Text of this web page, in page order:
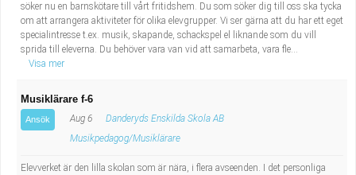
Undersköterska, vård- o specialavd. o mottagning
Bibliotekarie
Lärare i gymnasiet
söker nu en barnskötare till vårt fritidshem. Du som söker dig till oss ska tycka
om att arrangera aktiviteter för olika elevgrupper. Vi ser gärna att du har ett eget
specialintresse t.ex. musik, skapande, schackspel el liknande som du vill
sprida till eleverna. Du behöver vara van vid att samarbeta, vara fle...
Visa mer
Musiklärare f-6
Ansök Aug 6
Danderyds Enskilda Skola AB
Musikpedagog/Musiklärare
Elevverket är den lilla skolan som är nära, i flera avseenden. I det personliga